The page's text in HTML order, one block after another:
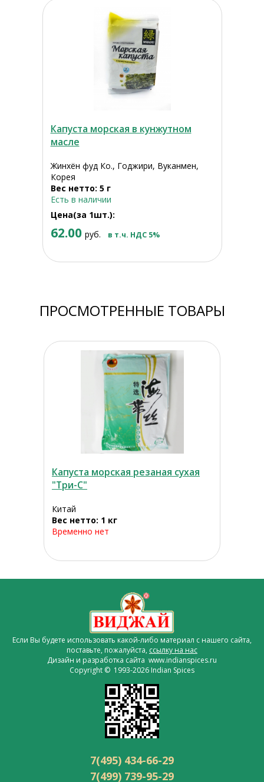
Капуста морская в кунжутном
масле
Жинхён фуд Ко., Годжири, Вуканмен,
Корея
Вес нетто: 5 г
Есть в наличии
Цена(за 1шт.):
62.00 руб. в т.ч. НДС 5%
ПРОСМОТРЕННЫЕ ТОВАРЫ
Капуста морская резаная сухая
"Три-С"
Китай
Вес нетто: 1 кг
Временно нет
Если Вы будете использовать какой-либо материал с нашего сайта,
поставьте, пожалуйста, ссылку на нас
Дизайн и разработка сайта www.indianspices.ru
Copyright © 1993-2026 Indian Spices
7(495) 434-66-29
7(499) 739-95-29